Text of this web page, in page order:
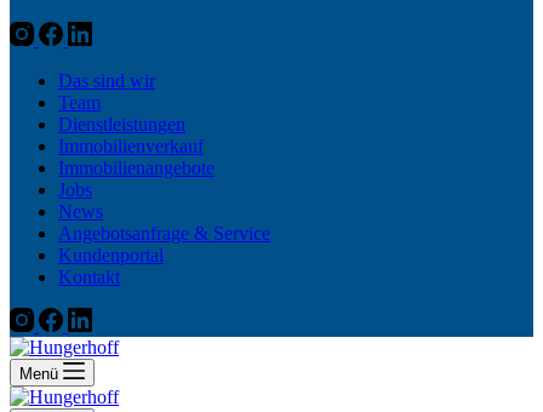
Das sind wir
Team
Dienstleistungen
Immobilienverkauf
Immobilienangebote
Jobs
News
Angebotsanfrage & Service
Kundenportal
Kontakt
Menü